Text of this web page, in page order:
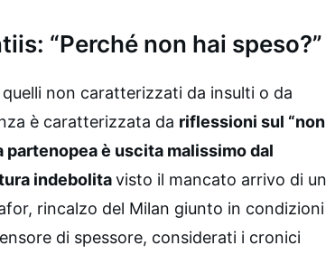
“Perché non hai speso?”
non caratterizzati da insulti o da
è caratterizzata da riflessioni sul “non
partenopea è uscita malissimo dal
indebolitavisto il mancato arrivo di un
rincalzo del Milan giunto in condizioni
di spessore, considerati i cronici